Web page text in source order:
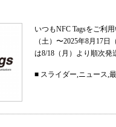
いつもNFC Tagsをご
（土）〜2025年8月17
は8/18（月）より順次
■ スライダー,ニュース,